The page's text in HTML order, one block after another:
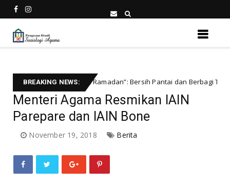
BREAKING NEWS:
“Ecosocial Ramadan”: Bersih Pantai dan Berbagi Takjil Buka Puasa di
Menteri Agama Resmikan IAIN
Parepare dan IAIN Bone
November 19, 2018 Berita